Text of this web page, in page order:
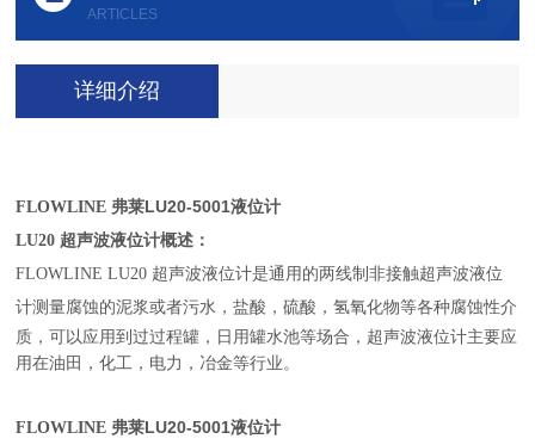
ARTICLES
详细介绍
FLOWLINE 弗莱LU20-5001液位计
LU20 超声波液位计概述：
FLOWLINE LU20 超声波液位计是通用的两线制非接触超声波液位
计测量腐蚀的泥浆或者污水，盐酸，硫酸，氢氧化物等各种腐蚀性介
质，可以应用到过过程罐，日用罐水池等场合，超声波液位计主要应
用在油田，化工，电力，冶金等行业。
FLOWLINE 弗莱LU20-5001液位计